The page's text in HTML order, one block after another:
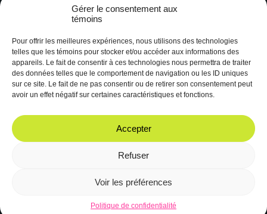
Gérer le consentement aux
témoins
Pour offrir les meilleures expériences, nous utilisons des technologies
telles que les témoins pour stocker et/ou accéder aux informations des
appareils. Le fait de consentir à ces technologies nous permettra de traiter
des données telles que le comportement de navigation ou les ID uniques
sur ce site. Le fait de ne pas consentir ou de retirer son consentement peut
avoir un effet négatif sur certaines caractéristiques et fonctions.
Accepter
Refuser
Voir les préférences
Politique de confidentialité
Depuis 1997, CHYZ 94.3 est la radio des étudiant.es de l’Université
Laval. Elle constitue un espace de création radiophonique unique.
Instagram
Site web réalisé par